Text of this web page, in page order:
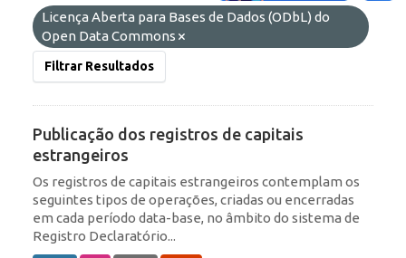
Licença Aberta para Bases de Dados (ODbL) do
Open Data Commons
Filtrar Resultados
Publicação dos registros de capitais
estrangeiros
Os registros de capitais estrangeiros contemplam os
seguintes tipos de operações, criadas ou encerradas
em cada período data-base, no âmbito do sistema de
Registro Declaratório...